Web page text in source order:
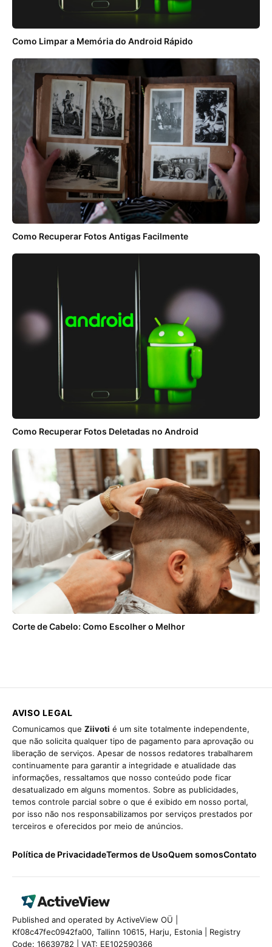
Como Limpar a Memória do Android Rápido
Como Recuperar Fotos Antigas Facilmente
Como Recuperar Fotos Deletadas no Android
Corte de Cabelo: Como Escolher o Melhor
AVISO LEGAL
Comunicamos que Ziivoti é um site totalmente independente,
que não solicita qualquer tipo de pagamento para aprovação ou
liberação de serviços. Apesar de nossos redatores trabalharem
continuamente para garantir a integridade e atualidade das
informações, ressaltamos que nosso conteúdo pode ficar
desatualizado em alguns momentos. Sobre as publicidades,
temos controle parcial sobre o que é exibido em nosso portal,
por isso não nos responsabilizamos por serviços prestados por
terceiros e oferecidos por meio de anúncios.
Política de PrivacidadeTermos de UsoQuem somosContato
Published and operated by ActiveView OÜ |
Kf08c47fec0942fa00, Tallinn 10615, Harju, Estonia | Registry
Code: 16639782 | VAT: EE102590366